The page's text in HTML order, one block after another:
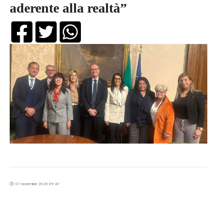
aderente alla realtà”
07 novembre 2025 09:47